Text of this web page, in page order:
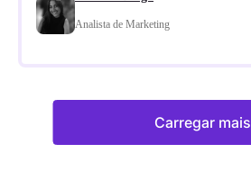
Analista de Marketing
Carregar mais